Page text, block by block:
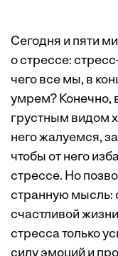
Сегодня и пяти
о стрессе:
чего все мы, в
умрем? Конечно,
грустным видом
него жалуемся,
чтобы от него
стрессе. Но
странную мысль:
счастливой
стресса только